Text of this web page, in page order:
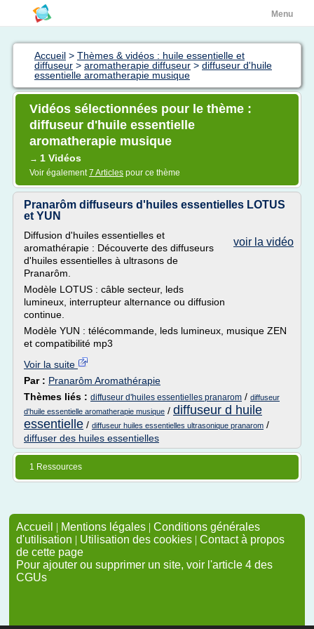
Menu
Accueil > Thèmes & vidéos : huile essentielle et
diffuseur > aromatherapie diffuseur > diffuseur d'huile
essentielle aromatherapie musique
Vidéos sélectionnées pour le thème :
diffuseur d'huile essentielle
aromatherapie musique
→ 1 Vidéos
Voir également7 Articles pour ce thème
Pranarôm diffuseurs d'huiles essentielles LOTUS
et YUN
voir la vidéo
Diffusion d'huiles essentielles et
aromathérapie : Découverte des diffuseurs
d'huiles essentielles à ultrasons de
Pranarôm.
Modèle LOTUS : câble secteur, leds
lumineux, interrupteur alternance ou diffusion
continue.
Modèle YUN : télécommande, leds lumineux, musique ZEN
et compatibilité mp3
Voir la suite
Par : Pranarôm Aromathérapie
Thèmes liés : diffuseur d'huiles essentielles pranarom / diffuseur
d'huile essentielle aromatherapie musique / diffuseur d huile
essentielle / diffuseur huiles essentielles ultrasonique pranarom /
diffuser des huiles essentielles
1 Ressources
Accueil | Mentions légales | Conditions générales
d'utilisation | Utilisation des cookies | Contact à propos
de cette page
Pour ajouter ou supprimer un site, voir l'article 4 des
CGUs